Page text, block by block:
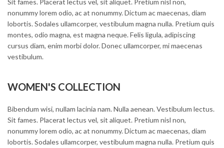
Sit fames. Placerat lectus vel, sit aliquet. Pretium nisl non,
nonummy lorem odio, ac at nonummy. Dictum ac maecenas, diam
lobortis. Sodales ullamcorper, vestibulum magna nulla. Pretium quis
montes, odio magna, est magna neque. Felis ligula, adipiscing
cursus diam, enim morbi dolor. Donec ullamcorper, mi maecenas
vestibulum.
WOMEN'S COLLECTION
Bibendum wisi, nullam lacinia nam. Nulla aenean. Vestibulum lectus.
Sit fames. Placerat lectus vel, sit aliquet. Pretium nisl non,
nonummy lorem odio, ac at nonummy. Dictum ac maecenas, diam
lobortis. Sodales ullamcorper, vestibulum magna nulla. Pretium quis